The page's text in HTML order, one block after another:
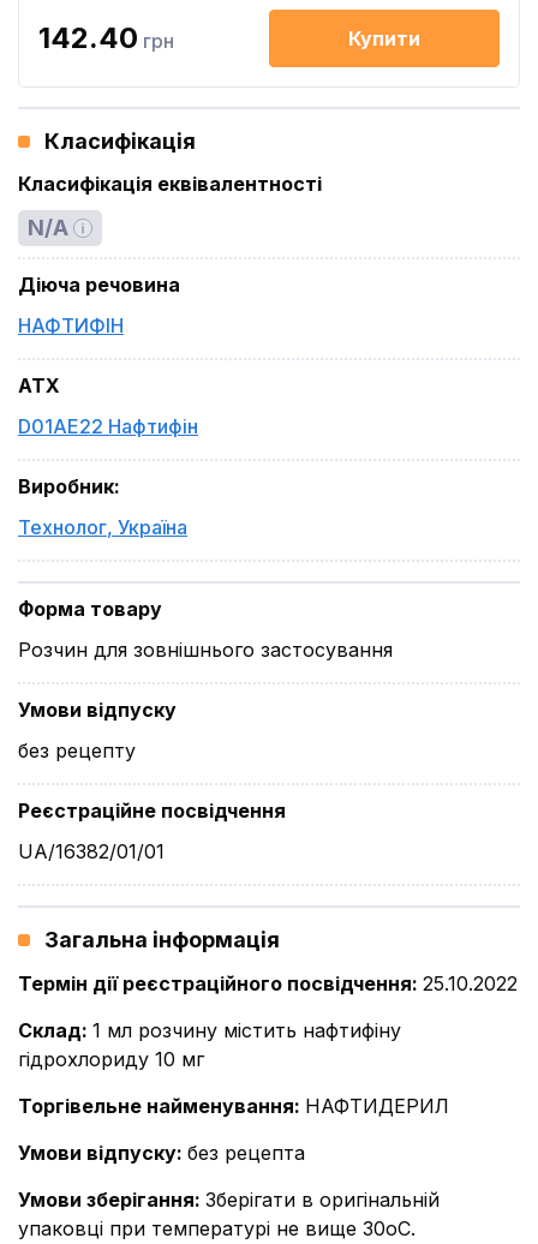
142.40 грн Купити
Класифікація
Класифікація еквівалентності
N/A
Діюча речовина
НАФТИФІН
ATX
D01AE22 Нафтифін
Виробник:
Технолог, Україна
Форма товару
Розчин для зовнішнього застосування
Умови відпуску
без рецепту
Реєстраційне посвідчення
UA/16382/01/01
Загальна інформація
Термін дії реєстраційного посвідчення: 25.10.2022
Склад: 1 мл розчину містить нафтифіну
гідрохлориду 10 мг
Торгівельне найменування: НАФТИДЕРИЛ
Умови відпуску: без рецепта
Умови зберігання: Зберігати в оригінальній
упаковці при температурі не вище 30оС.